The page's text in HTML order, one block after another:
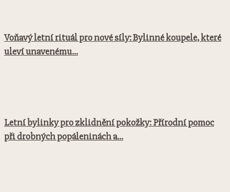
Voňavý letní rituál pro nové síly: Bylinné koupele, které
uleví unavenému...
Letní bylinky pro zklidnění pokožky: Přírodní pomoc
při drobných popáleninách a...